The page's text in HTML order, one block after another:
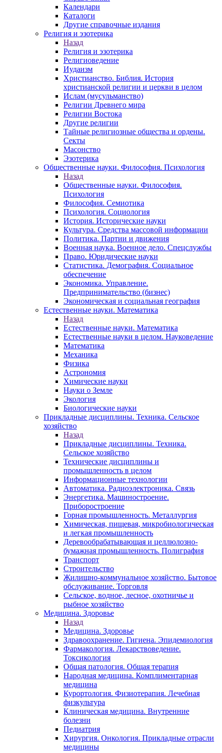
Календари
Каталоги
Другие справочные издания
Религия и эзотерика
Назад
Религия и эзотерика
Религиоведение
Иудаизм
Христианство. Библия. История
христианской религии и церкви в целом
Ислам (мусульманство)
Религии Древнего мира
Религии Востока
Другие религии
Тайные религиозные общества и ордены.
Секты
Масонство
Эзотерика
Общественные науки. Философия. Психология
Назад
Общественные науки. Философия.
Психология
Философия. Семиотика
Психология. Социология
История. Исторические науки
Культура. Средства массовой информации
Политика. Партии и движения
Военная наука. Военное дело. Спецслужбы
Право. Юридические науки
Статистика. Демография. Социальное
обеспечение
Экономика. Управление.
Предпринимательство (бизнес)
Экономическая и социальная география
Естественные науки. Математика
Назад
Естественные науки. Математика
Естественные науки в целом. Науковедение
Математика
Механика
Физика
Астрономия
Химические науки
Науки о Земле
Экология
Биологические науки
Прикладные дисциплины. Техника. Сельское
хозяйство
Назад
Прикладные дисциплины. Техника.
Сельское хозяйство
Технические дисциплины и
промышленность в целом
Информационные технологии
Автоматика. Радиоэлектроника. Связь
Энергетика. Машиностроение.
Приборостроение
Горная промышленность. Металлургия
Химическая, пищевая, микробиологическая
и легкая промышленность
Деревообрабатывающая и целлюлозно-
бумажная промышленность. Полиграфия
Транспорт
Строительство
Жилищно-коммунальное хозяйство. Бытовое
обслуживание. Торговля
Сельское, водное, лесное, охотничье и
рыбное хозяйство
Медицина. Здоровье
Назад
Медицина. Здоровье
Здравоохранение. Гигиена. Эпидемиология
Фармакология. Лекарствоведение.
Токсикология
Общая патология. Общая терапия
Народная медицина. Комплиментарная
медицина
Курортология. Физиотерапия. Лечебная
физкультура
Клиническая медицина. Внутренние
болезни
Педиатрия
Хирургия. Онкология. Прикладные отрасли
медицины